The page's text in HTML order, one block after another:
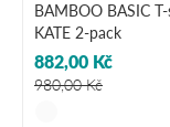
BAMBOO BASIC
KATE 2-pack
882,00 Kč
980,00 Kč